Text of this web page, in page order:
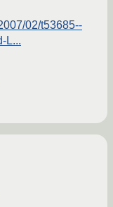
02/t53685--
L...